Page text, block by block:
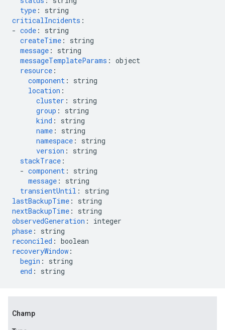
type :
string
criticalIncidents :
- code :
string
createTime :
string
message :
string
messageTemplateParams : object
resource :
component :
string
location :
cluster :
string
group :
string
kind :
string
name :
string
namespace :
string
version :
string
stackTrace :
- component :
string
message :
string
transientUntil :
string
lastBackupTime :
string
nextBackupTime :
string
observedGeneration :
integer
phase :
string
reconciled : boolean
recoveryWindow :
begin :
string
end : string
Champ